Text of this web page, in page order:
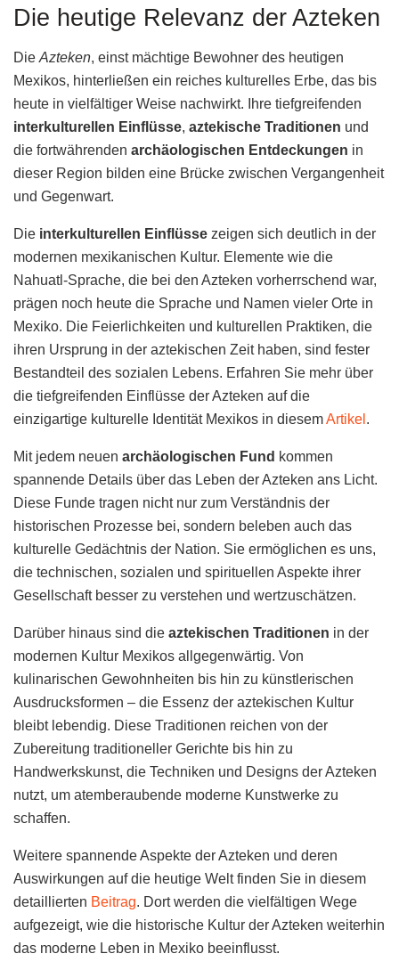
Die heutige Relevanz der Azteken
Die Azteken, einst mächtige Bewohner des heutigen
Mexikos, hinterließen ein reiches kulturelles Erbe, das bis
heute in vielfältiger Weise nachwirkt. Ihre tiefgreifenden
interkulturellen Einflüsse, aztekische Traditionen und
die fortwährenden archäologischen Entdeckungen in
dieser Region bilden eine Brücke zwischen Vergangenheit
und Gegenwart.
Die interkulturellen Einflüsse zeigen sich deutlich in der
modernen mexikanischen Kultur. Elemente wie die
Nahuatl-Sprache, die bei den Azteken vorherrschend war,
prägen noch heute die Sprache und Namen vieler Orte in
Mexiko. Die Feierlichkeiten und kulturellen Praktiken, die
ihren Ursprung in der aztekischen Zeit haben, sind fester
Bestandteil des sozialen Lebens. Erfahren Sie mehr über
die tiefgreifenden Einflüsse der Azteken auf die
einzigartige kulturelle Identität Mexikos in diesemArtikel .
Mit jedem neuen archäologischen Fund kommen
spannende Details über das Leben der Azteken ans Licht.
Diese Funde tragen nicht nur zum Verständnis der
historischen Prozesse bei, sondern beleben auch das
kulturelle Gedächtnis der Nation. Sie ermöglichen es uns,
die technischen, sozialen und spirituellen Aspekte ihrer
Gesellschaft besser zu verstehen und wertzuschätzen.
Darüber hinaus sind die aztekischen Traditionen in der
modernen Kultur Mexikos allgegenwärtig. Von
kulinarischen Gewohnheiten bis hin zu künstlerischen
Ausdrucksformen – die Essenz der aztekischen Kultur
bleibt lebendig. Diese Traditionen reichen von der
Zubereitung traditioneller Gerichte bis hin zu
Handwerkskunst, die Techniken und Designs der Azteken
nutzt, um atemberaubende moderne Kunstwerke zu
schaffen.
Weitere spannende Aspekte der Azteken und deren
Auswirkungen auf die heutige Welt finden Sie in diesem
detaillierten Beitrag. Dort werden die vielfältigen Wege
aufgezeigt, wie die historische Kultur der Azteken weiterhin
das moderne Leben in Mexiko beeinflusst.